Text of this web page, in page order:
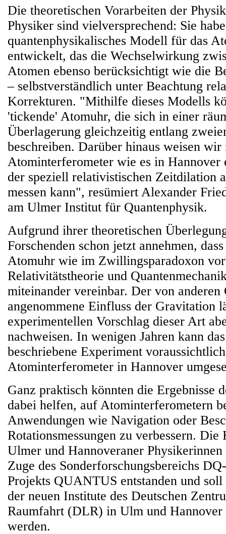
Die theoretischen Vorarbeiten der
Physiker sind vielversprechend: Sie
quantenphysikalisches Modell für das
entwickelt, das die Wechselwirkung
Atomen ebenso berücksichtigt wie die
– selbstverständlich unter Beachtung
Korrekturen. "Mithilfe dieses Modells
'tickende' Atomuhr, die sich in einer
Überlagerung gleichzeitig entlang
beschreiben. Darüber hinaus weisen wir
Atominterferometer wie es in Hannover
der speziell relativistischen Zeitdilation
messen kann", resümiert Alexander
am Ulmer Institut für Quantenphysik.
Aufgrund ihrer theoretischen
Forschenden schon jetzt annehmen,
Atomuhr wie im Zwillingsparadoxon
Relativitätstheorie und
miteinander vereinbar. Der von anderen
angenommene Einfluss der Gravitation
experimentellen Vorschlag dieser Art
nachweisen. In wenigen Jahren kann
beschriebene Experiment
Atominterferometer in Hannover
Ganz praktisch könnten die Ergebnisse
dabei helfen, auf Atominterferometern
Anwendungen wie Navigation oder
Rotationsmessungen zu verbessern. Die
Ulmer und Hannoveraner
Zuge des Sonderforschungsbereichs
Projekts QUANTUS entstanden und
der neuen Institute des Deutschen
Raumfahrt (DLR) in Ulm und
werden.